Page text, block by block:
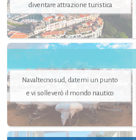
diventare attrazione turistica
Navaltecnosud, datemi un punto
e vi solleverò il mondo nautico